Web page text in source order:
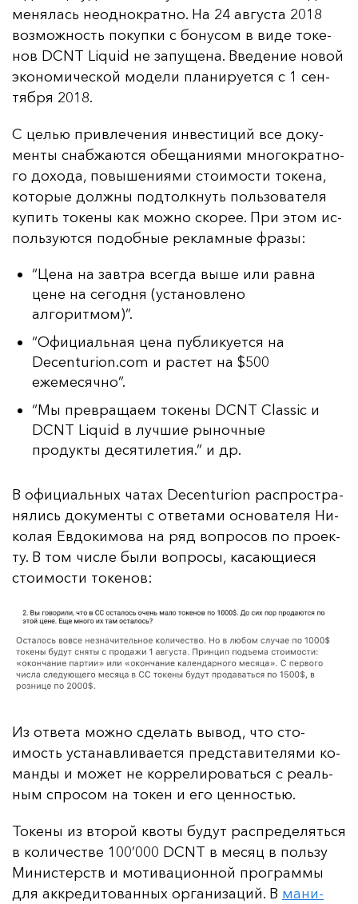
ме­ня­лась не­од­нок­рат­но. На 24 ав­гус­та 2018
воз­мож­ность по­куп­ки с бо­ну­сом в ви­де то­ке­
нов DCNT Liquid не за­пу­ще­на. Вве­де­ние но­вой
эко­но­ми­чес­кой мо­де­ли пла­ни­ру­ет­ся с 1 сен­
тяб­ря 2018.
С целью прив­ле­че­ния ин­вес­ти­ций все до­ку­
мен­ты снаб­жа­ют­ся обе­ща­ни­ями мно­гок­рат­но­
го до­хо­да, по­вы­ше­ни­ями сто­имос­ти то­ке­на,
ко­то­рые дол­жны под­тол­кнуть поль­зо­ва­те­ля
ку­пить то­ке­ны как мож­но ско­рее. При этом ис­
поль­зу­ют­ся по­доб­ные рек­лам­ные фра­зы:
“Цена на завтра всегда выше или равна
цене на сегодня (установлено
алгоритмом)”.
“Официальная цена публикуется на
Decenturion.com и растет на $500
ежемесячно”.
“Мы превращаем токены DCNT Classic и
DCNT Liquid в лучшие рыночные
продукты десятилетия.” и др.
В офи­ци­аль­ных ча­тах Decenturion рас­прос­тра­
ня­лись до­ку­мен­ты с от­ве­та­ми ос­но­ва­те­ля Ни­
ко­лая Ев­до­ки­мо­ва на ряд воп­ро­сов по про­ек­
ту. В том чис­ле бы­ли воп­ро­сы, ка­са­ющи­еся
сто­имос­ти то­ке­нов:
Из от­ве­та мож­но сде­лать вы­вод, что сто­
имость ус­та­нав­ли­ва­ет­ся пред­ста­ви­те­ля­ми ко­
ман­ды и мо­жет не кор­ре­ли­ро­вать­ся с ре­аль­
ным спро­сом на то­кен и его цен­ностью.
То­ке­ны из вто­рой кво­ты бу­дут рас­пре­де­лять­ся
в ко­ли­чес­тве 100’000 DCNT в ме­сяц в поль­зу
Ми­нис­терств и мо­ти­ва­ци­он­ной прог­рам­мы
для ак­кре­ди­то­ван­ных ор­га­ни­за­ций. В ма­ни­